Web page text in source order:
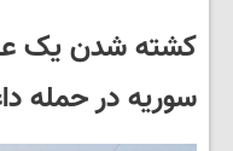
کشته شدن یک
سوریه در حمله